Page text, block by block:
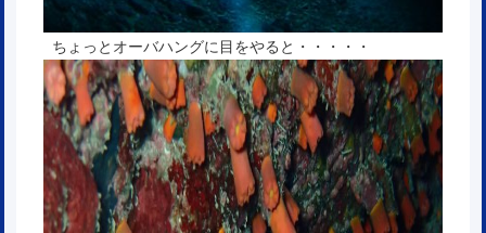
ちょっとオーバハングに目をやると・・・・・